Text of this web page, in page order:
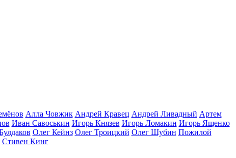
Алла Човжик Андрей Кравец Андрей Ливадный Артем
Иван Савоськин Игорь Князев Игорь Ломакин Игорь Ященко
Олег Кейнз Олег Троицкий Олег Шубин Пожилой
Стивен Кинг